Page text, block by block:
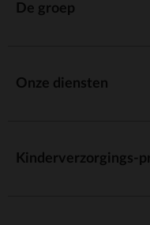
De groep
Onze diensten
Kinderverzorgings-